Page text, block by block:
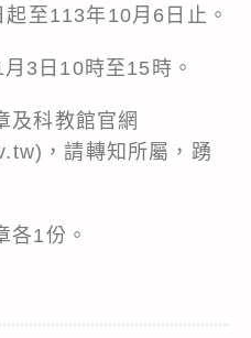
至113年10月6日止。
3日10時至15時。
及科教館官網
，請轉知所屬，踴
各1份。